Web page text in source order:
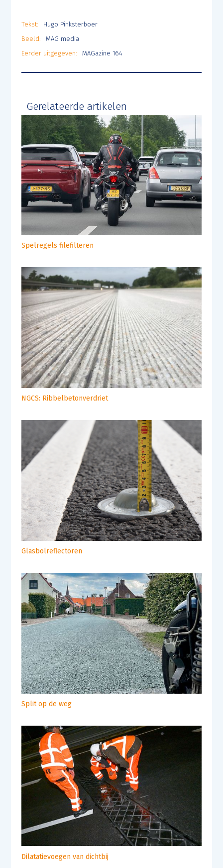
Tekst:
Hugo Pinksterboer
Beeld:
MAG media
Eerder uitgegeven:
MAGazine 164
Gerelateerde artikelen
Spelregels filefilteren
NGCS: Ribbelbetonverdriet
Glasbolreflectoren
Split op de weg
Dilatatievoegen van dichtbij